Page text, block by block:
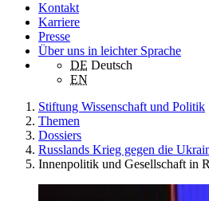
Kontakt
Karriere
Presse
Über uns in leichter Sprache
DE Deutsch
EN
Stiftung Wissenschaft und Politik
Themen
Dossiers
Russlands Krieg gegen die
Innenpolitik und Gesellschaft in